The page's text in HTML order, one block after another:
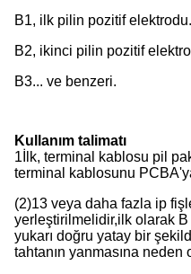
B1, ilk pilin pozitif elektrodu.
B2, ikinci pilin pozitif
B3... ve benzeri.
Kullanım talimatı
1İlk, terminal kablosu pil
terminal kablosunu
(2)13 veya daha fazla ip
yerleştirilmelidir,ilk olarak
yukarı doğru yatay bir
tahtanın yanmasına neden